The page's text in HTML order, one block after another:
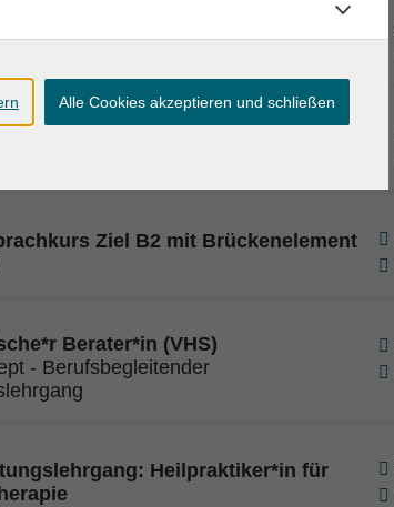
Coach für Logotherapie
Ziel B2 mit Brückenelement
Berater*in (VHS)
- Berufsbegleitender
Heilpraktiker*in für
Alle Cookies akzeptieren und schließen